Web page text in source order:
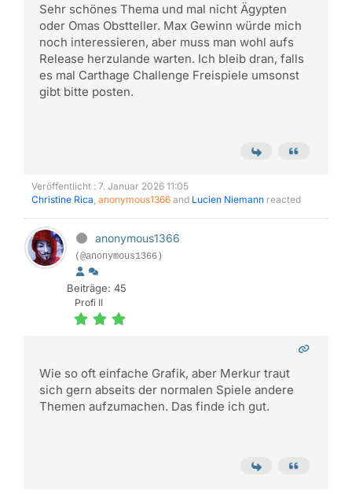
Sehr schönes Thema und mal nicht Ägypten
oder Omas Obstteller. Max Gewinn würde mich
noch interessieren, aber muss man wohl aufs
Release herzulande warten. Ich bleib dran, falls
es mal Carthage Challenge Freispiele umsonst
gibt bitte posten.
Veröffentlicht : 7. Januar 2026 11:05
Christine Rica, anonymous1366 and Lucien Niemann reacted
anonymous1366
(@anonymous1366)
Beiträge: 45
Profi II
Wie so oft einfache Grafik, aber Merkur traut
sich gern abseits der normalen Spiele andere
Themen aufzumachen. Das finde ich gut.